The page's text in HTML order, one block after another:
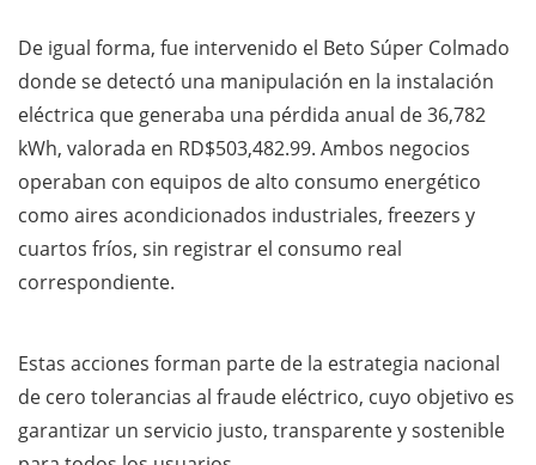
De igual forma, fue intervenido el Beto Súper Colmado
donde se detectó una manipulación en la instalación
eléctrica que generaba una pérdida anual de 36,782
kWh, valorada en RD$503,482.99. Ambos negocios
operaban con equipos de alto consumo energético
como aires acondicionados industriales, freezers y
cuartos fríos, sin registrar el consumo real
correspondiente.
Estas acciones forman parte de la estrategia nacional
de cero tolerancias al fraude eléctrico, cuyo objetivo es
garantizar un servicio justo, transparente y sostenible